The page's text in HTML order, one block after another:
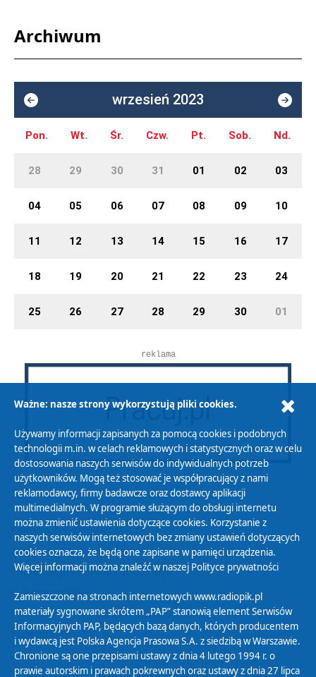
Archiwum
wrzesień 2023
Pon. Wt. Śr. Czw. Pt. Sob. Nd.
28 29 30 31 01 02 03
04 05 06 07 08 09 10
11 12 13 14 15 16 17
18 19 20 21 22 23 24
25 26 27 28 29 30 01
reklama
Polityka Prywatności
Zasady korzystania z Serwisu
Organizacje Pożytku Publicznego
Cyfryzacja DAB+
Polityka ochrony danych osobowych
Abonament
Zamówienia publiczne
Ważne: nasze strony wykorzystują pliki cookies.
Używamy informacji zapisanych za pomocą cookies i podobnych
technologii m.in. w celach reklamowych i statystycznych oraz w celu
dostosowania naszych serwisów do indywidualnych potrzeb
użytkowników. Mogą też stosować je współpracujący z nami
reklamodawcy, firmy badawcze oraz dostawcy aplikacji
multimedialnych. W programie służącym do obsługi internetu
można zmienić ustawienia dotyczące cookies. Korzystanie z
naszych serwisów internetowych bez zmiany ustawień dotyczących
cookies oznacza, że będą one zapisane w pamięci urządzenia.
Więcej informacji można znaleźć w naszej Polityce prywatności
Zamieszczone na stronach internetowych www.radiopik.pl
materiały sygnowane skrótem „PAP” stanowią element Serwisów
Informacyjnych PAP, będących bazą danych, których producentem
i wydawcą jest Polska Agencja Prasowa S.A. z siedzibą w Warszawie.
Chronione są one przepisami ustawy z dnia 4 lutego 1994 r. o
prawie autorskim i prawach pokrewnych oraz ustawy z dnia 27 lipca